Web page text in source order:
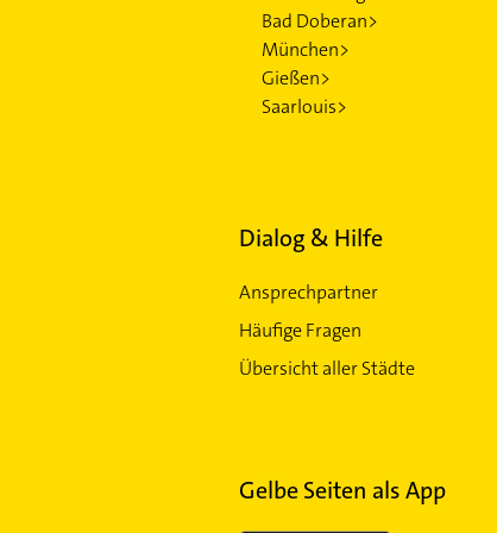
Bad Doberan>
München>
Gießen>
Saarlouis>
Dialog & Hilfe
Ansprechpartner
Häufige Fragen
Übersicht aller Städte
Gelbe Seiten als App